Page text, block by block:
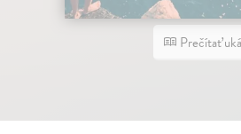
Prečítať